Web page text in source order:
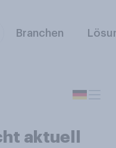
Branchen
aktuell